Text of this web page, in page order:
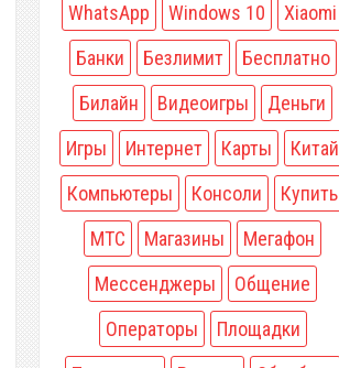
WhatsApp
Windows 10
Xiaomi
Банки
Безлимит
Бесплатно
Билайн
Видеоигры
Деньги
Игры
Интернет Карты
Китай
Компьютеры
Консоли
Купить
МТС
Магазины
Мегафон
Мессенджеры
Общение
Операторы
Площадки